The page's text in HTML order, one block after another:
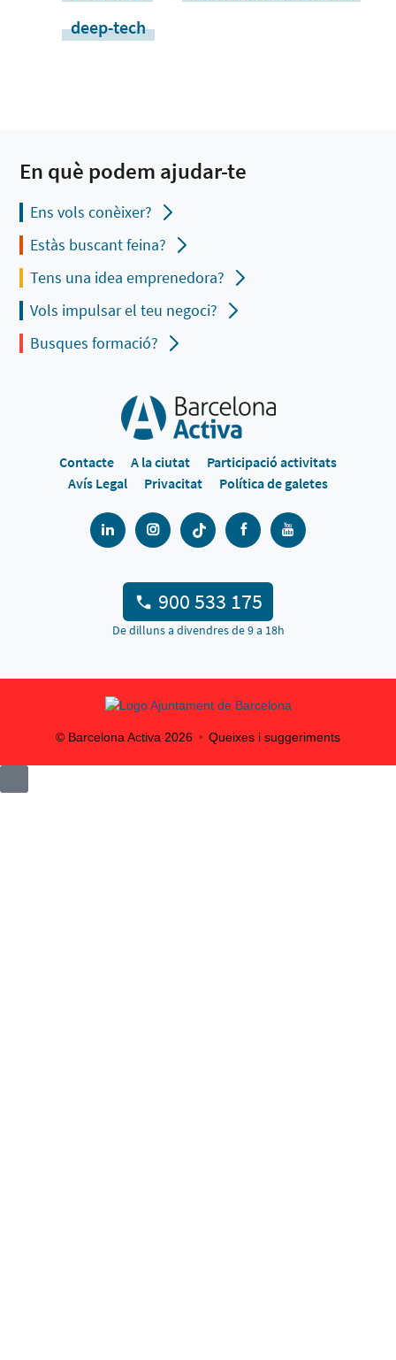
deep-tech
En què podem ajudar-te
Ens vols conèixer?
Estàs buscant feina?
Tens una idea emprenedora?
Vols impulsar el teu negoci?
Busques formació?
Contacte A la ciutat
Participació activitats
Avís Legal
Privacitat Política de galetes
900 533 175
De dilluns a divendres de 9 a 18h
© Barcelona Activa 2026 Queixes i suggeriments